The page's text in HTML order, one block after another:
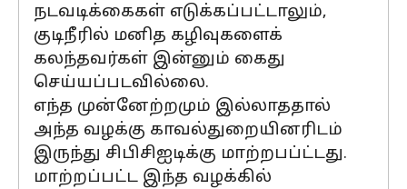
நடவடிக்கைகள் எடுக்கப்பட்டாலும்,
குடிநீரில் மனித கழிவுகளைக்
கலந்தவர்கள் இன்னும் கைது
செய்யப்படவில்லை.
எந்த முன்னேற்றமும் இல்லாததால்
அந்த வழக்கு காவல்துறையினரிடம்
இருந்து சிபிசிஐடிக்கு மாற்றபப்ட்டது.
மாற்றப்பட்ட இந்த வழக்கில்